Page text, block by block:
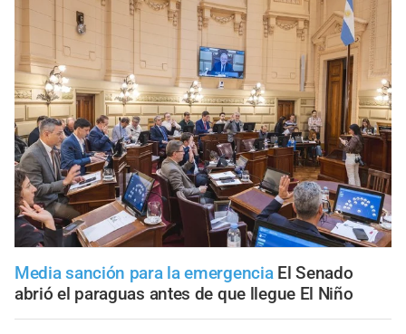
Media sanción para la emergencia El Senado
abrió el paraguas antes de que llegue El Niño